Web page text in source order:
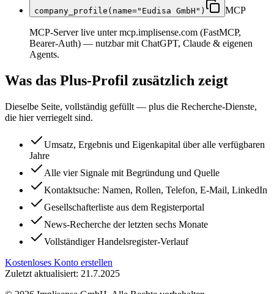
company_profile(name="Eudisa GmbH") MCP
MCP-Server live unter mcp.implisense.com (FastMCP,
Bearer-Auth) — nutzbar mit ChatGPT, Claude & eigenen
Agents.
Was das Plus-Profil zusätzlich zeigt
Dieselbe Seite, vollständig gefüllt — plus die Recherche-Dienste,
die hier verriegelt sind.
Umsatz, Ergebnis und Eigenkapital über alle verfügbaren
Jahre
Alle vier Signale mit Begründung und Quelle
Kontaktsuche: Namen, Rollen, Telefon, E-Mail, LinkedIn
Gesellschafterliste aus dem Registerportal
News-Recherche der letzten sechs Monate
Vollständiger Handelsregister-Verlauf
Kostenloses Konto erstellen
Zuletzt aktualisiert: 21.7.2025